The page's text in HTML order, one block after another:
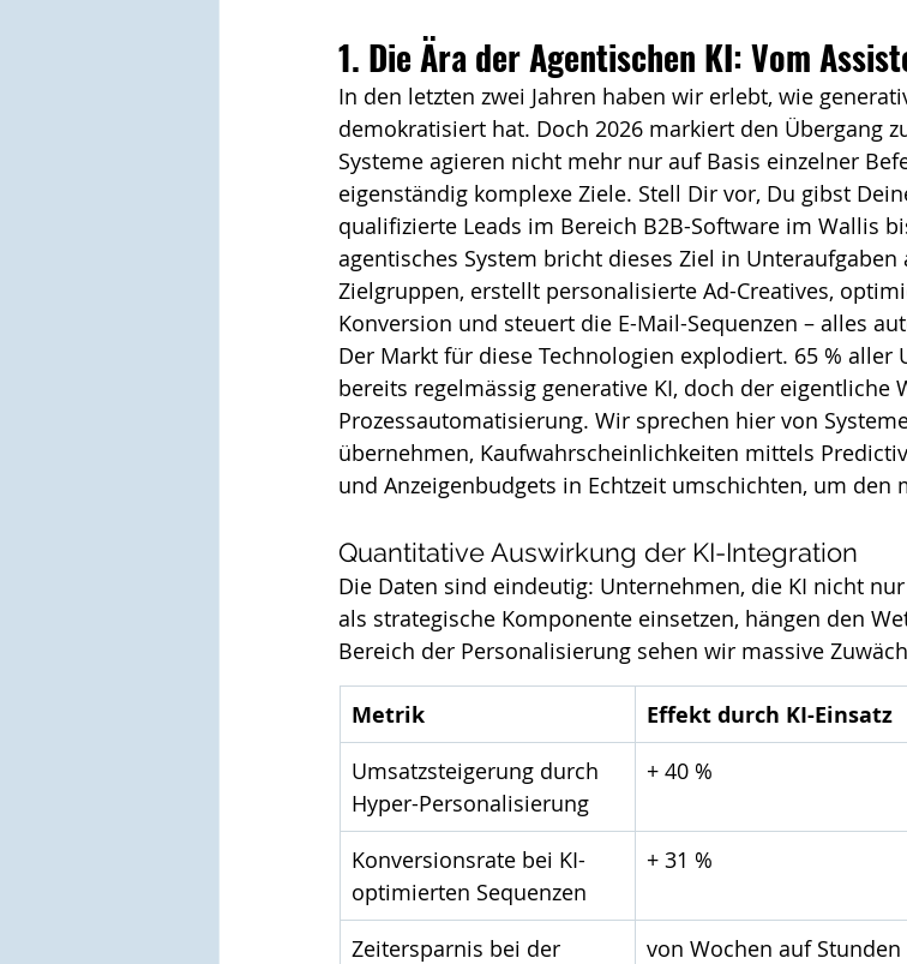
1. Die Ära der Agentischen KI: Vom
In den letzten zwei Jahren haben wir erlebt, wie
demokratisiert hat. Doch 2026 markiert den Übergang
Systeme agieren nicht mehr nur auf Basis einzelner
eigenständig komplexe Ziele. Stell Dir vor, Du gibst
qualifizierte Leads im Bereich B2B-Software im Wallis
agentisches System bricht dieses Ziel in Unteraufgaben
Zielgruppen, erstellt personalisierte Ad-Creatives,
Konversion und steuert die E-Mail-Sequenzen – alles
Der Markt für diese Technologien explodiert. 65 % aller
bereits regelmässig generative KI, doch der eigentliche
Prozessautomatisierung. Wir sprechen hier von
übernehmen, Kaufwahrscheinlichkeiten mittels
und Anzeigenbudgets in Echtzeit umschichten, um den
Quantitative Auswirkung der KI-Integration
Die Daten sind eindeutig: Unternehmen, die KI nicht
als strategische Komponente einsetzen, hängen den
Bereich der Personalisierung sehen wir massive
Metrik Effekt durch KI-Einsatz
Umsatzsteigerung durch
Hyper-Personalisierung
+ 40 %
Konversionsrate bei KI-
optimierten Sequenzen
+ 31 %
Zeitersparnis bei der
von Wochen auf Stunden